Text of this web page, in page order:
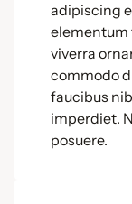
adipiscing
elementum
viverra
commodo
faucibus
imperdiet.
posuere.